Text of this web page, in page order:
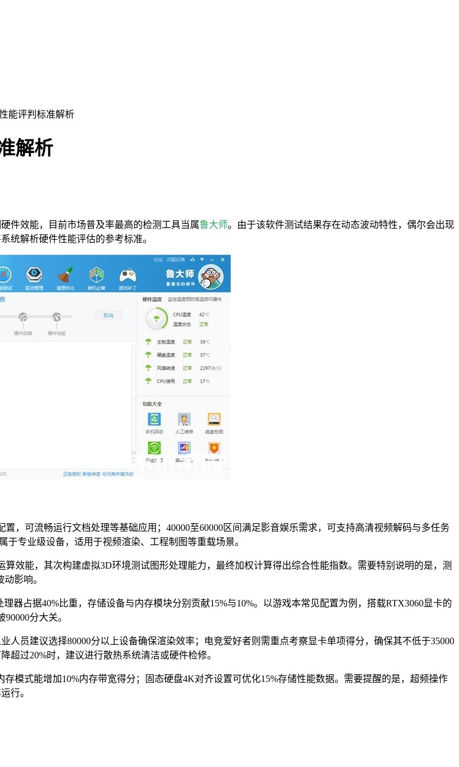
能评判标准解析
解析
件效能，目前市场普及率最高的检测工具当属鲁大师。由于该软件测试结果存在动态波动特性，偶尔会出现
统解析硬件性能评估的参考标准。
，可流畅运行文档处理等基础应用；40000至60000区间满足影音娱乐需求，可支持高清视频解码与多任务
于专业级设备，适用于视频渲染、工程制图等重载场景。
效能，其次构建虚拟3D环境测试图形处理能力，最终加权计算得出综合性能指数。需要特别说明的是，测
影响。
器占据40%比重，存储设备与内存模块分别贡献15%与10%。以游戏本常见配置为例，搭载RTX3060显卡的
分大关。
人员建议选择80000分以上设备确保渲染效率；电竞爱好者则需重点考察显卡单项得分，确保其不低于35000
超过20%时，建议进行散热系统清洁或硬件检修。
模式能增加10%内存带宽得分；固态硬盘4K对齐设置可优化15%存储性能数据。需要提醒的是，超频操作
行。